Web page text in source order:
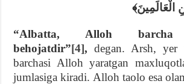
الْعَالَمِينَ﴾
“Albatta, Alloh barcha
behojatdir”[4], degan. Arsh, yer
barchasi Alloh yaratgan
jumlasiga kiradi. Alloh taolo esa